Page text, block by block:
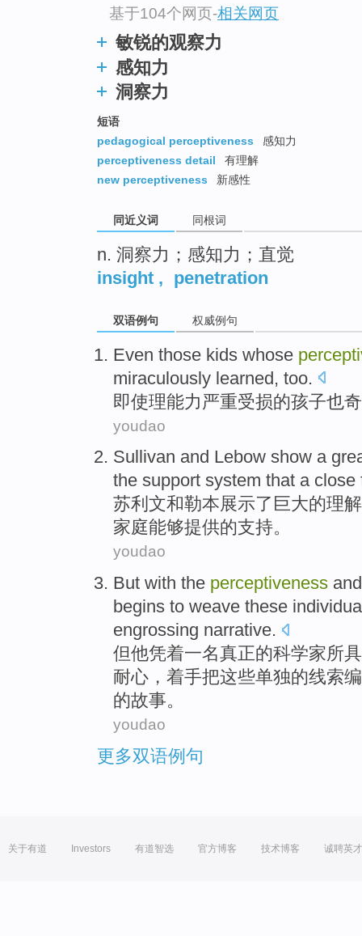
基于104个网页-相关网页
敏锐的观察力
感知力
洞察力
短语
pedagogical perceptiveness
感知力
perceptiveness detail
有理解
new perceptiveness
新感性
同近义词 同根词
n. 洞察力；感知力；直觉
insight , penetration
双语例句 权威例句
Even those kids whose
miraculously learned, too.
即使理能力 严重受损的孩子也
youdao
Sullivan and Lebow show a
the support system that aclose
苏利文和勒本展示了 巨大的理
家庭能够提供的支持。
youdao
But with the perceptiveness and
begins to weave these
engrossing narrative.
但他凭着一名真正的科学家所
耐心 ， 着手把这些单独的线索
的故事。
youdao
更多双语例句
关于有道 Investors 有道智选 官方博客 技术博客 诚聘英才